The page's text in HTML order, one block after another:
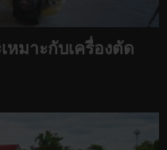
หมาะกับเครื่องตัด